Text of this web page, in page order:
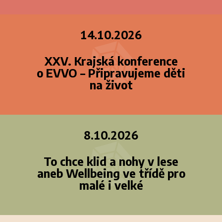
14.10.2026
XXV. Krajská konference
o EVVO – Připravujeme děti
na život
8.10.2026
To chce klid a nohy v lese
aneb Wellbeing ve třídě pro
malé i velké